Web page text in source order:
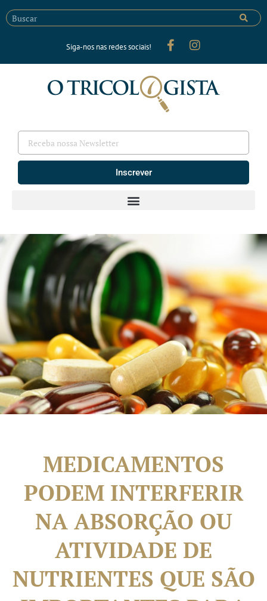
Siga-nos nas redes sociais!
Inscrever
MEDICAMENTOS
PODEM INTERFERIR
NA ABSORÇÃO OU
ATIVIDADE DE
NUTRIENTES QUE SÃO